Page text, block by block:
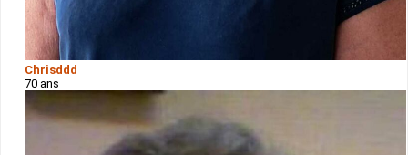
Chrisddd
70 ans